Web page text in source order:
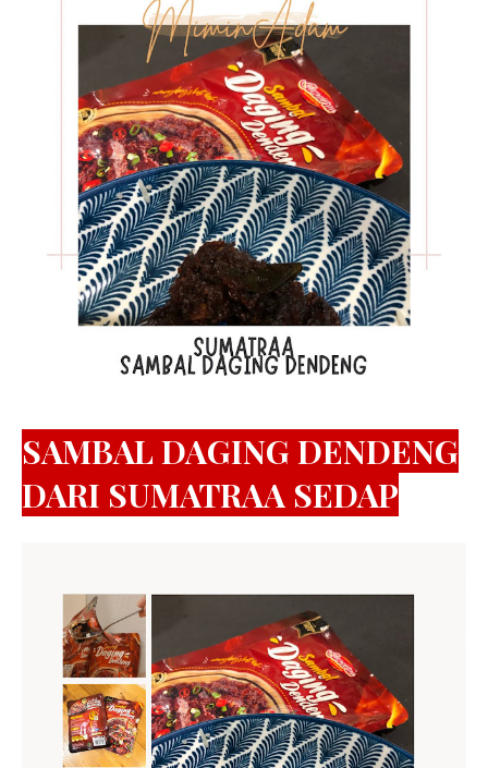
SAMBAL DAGING DENDENG
DARI SUMATRAA SEDAP